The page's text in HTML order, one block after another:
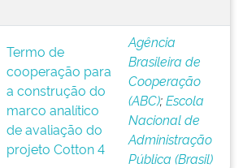
Termo de
cooperação para
a construção do
marco analítico
de avaliação do
projeto Cotton 4
Agência
Brasileira de
Cooperação
(ABC);Escola
Nacional de
Administração
Pública (Brasil)